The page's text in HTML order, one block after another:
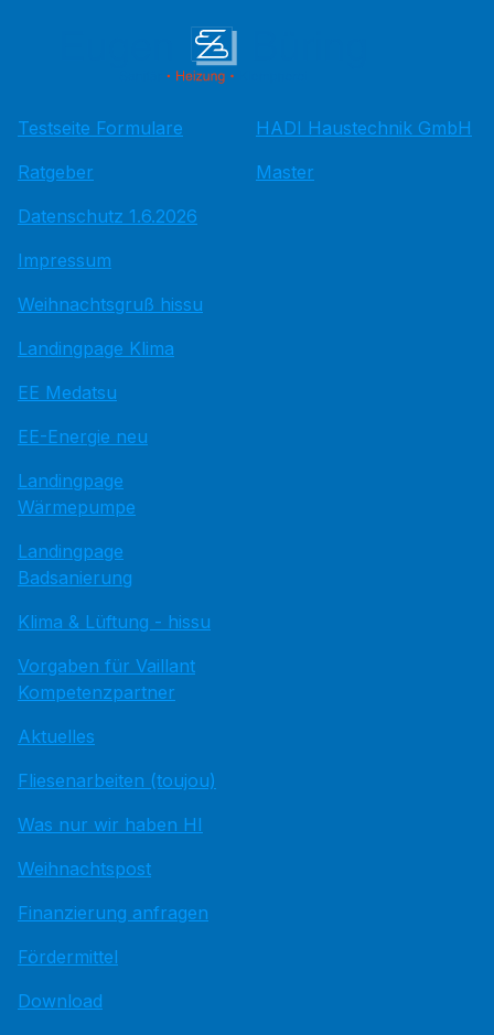
Testseite Formulare
Ratgeber
Datenschutz 1.6.2026
Impressum
Weihnachtsgruß hissu
Landingpage Klima
EE Medatsu
EE-Energie neu
Landingpage
Wärmepumpe
Landingpage
Badsanierung
Klima & Lüftung - hissu
Vorgaben für Vaillant
Kompetenzpartner
Aktuelles
Fliesenarbeiten (toujou)
Was nur wir haben HI
Weihnachtspost
Finanzierung anfragen
Fördermittel
Download
HADI Haustechnik GmbH
Master